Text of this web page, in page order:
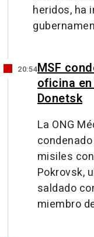
heridos, ha
20:54MSF
oficina
Donetsk
La ONG
misiles
Pokrovsk,
saldado
miembro